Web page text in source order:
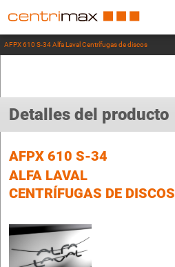
AFPX 610 S-34 Alfa Laval Centrífugas de discos
Detalles del producto
AFPX 610 S-34
ALFA LAVAL
CENTRÍFUGAS DE DISCOS